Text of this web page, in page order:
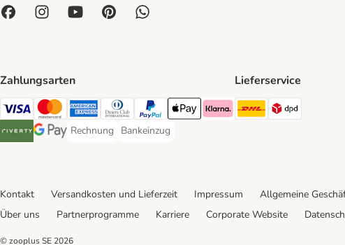
Zahlungsarten
Visa Payment Method
Mastercard Payment Method
American Express Payment Method
Diners Club Payment Method
PayPal Payment Method
Apple Pay Payment Method
Klarna Payment Method
Riverty Payment Method
Google Pay Payment Method
Rechnung
Rechnung Payment Method
Bankeinzug
Bankeinzug Payment Method
Lieferservice
DHL Shipping
Kontakt Versandkosten und Lieferzeit Impressum Allgemeine
Über uns
Partnerprogramme Karriere Corporate Website
© zooplus SE 2026